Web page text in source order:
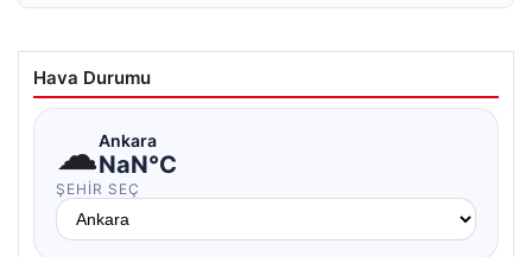
Hava Durumu
☁Ankara
NaN°C
ŞEHIR SEÇ